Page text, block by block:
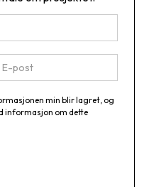
min blir lagret, og
informasjon om dette